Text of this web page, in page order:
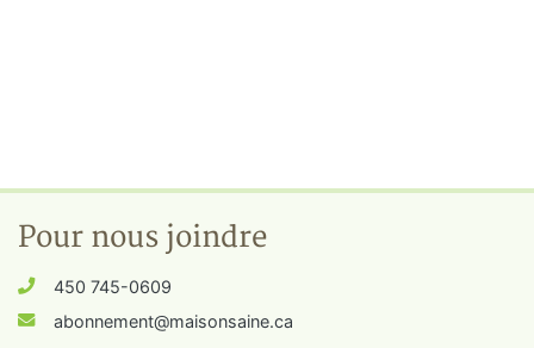
Pour nous joindre
450 745-0609
abonnement@maisonsaine.ca